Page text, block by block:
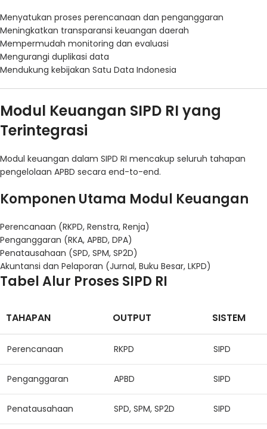
Menyatukan proses perencanaan dan penganggaran
Meningkatkan transparansi keuangan daerah
Mempermudah monitoring dan evaluasi
Mengurangi duplikasi data
Mendukung kebijakan Satu Data Indonesia
Modul Keuangan SIPD RI yang
Terintegrasi
Modul keuangan dalam SIPD RI mencakup seluruh tahapan
pengelolaan APBD secara end-to-end.
Komponen Utama Modul Keuangan
Perencanaan (RKPD, Renstra, Renja)
Penganggaran (RKA, APBD, DPA)
Penatausahaan (SPD, SPM, SP2D)
Akuntansi dan Pelaporan (Jurnal, Buku Besar, LKPD)
Tabel Alur Proses SIPD RI
TAHAPAN OUTPUT SISTEM
Perencanaan RKPD SIPD
Penganggaran APBD SIPD
Penatausahaan SPD, SPM, SP2D SIPD